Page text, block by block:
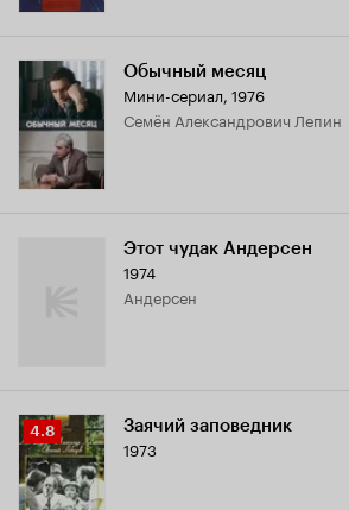
Обычный месяц
Мини-сериал, 1976
Семён Александрович Лепин
Этот чудак Андерсен
1974
Андерсен
Рейтинг
Кинопоиска
4.8
4.8 Заячий заповедник
1973